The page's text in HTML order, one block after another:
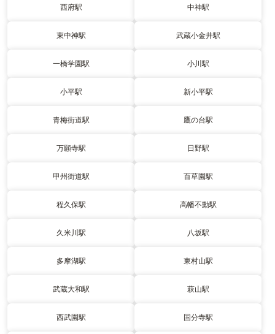
西府駅 中神駅
東中神駅 武蔵小金井駅
一橋学園駅 小川駅
小平駅 新小平駅
青梅街道駅 鷹の台駅
万願寺駅 日野駅
甲州街道駅 百草園駅
程久保駅 高幡不動駅
久米川駅 八坂駅
多摩湖駅 東村山駅
武蔵大和駅 萩山駅
西武園駅 国分寺駅